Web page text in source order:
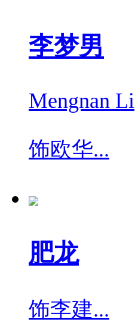
李梦男
Mengnan Li
饰欧华...
肥龙
饰李建...